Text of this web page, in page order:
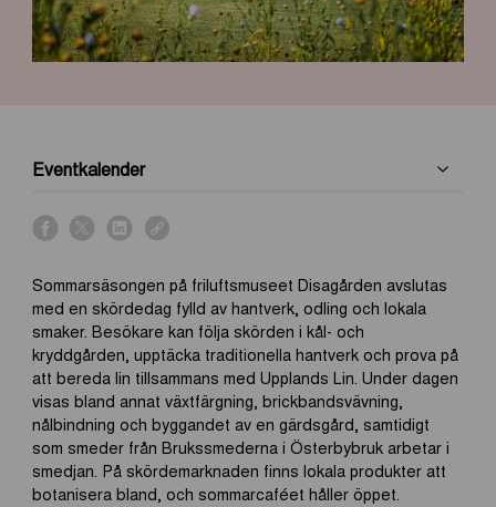
Eventkalender
s
a
r
e
o
n
f
a
c
e
b
s
a
r
e
o
n
x
s
a
r
e
o
n
n
k
e
s
a
r
e
o
n
l
i
n
k
Sommarsäsongen på friluftsmuseet Disagården avslutas
med en skördedag fylld av hantverk, odling och lokala
smaker. Besökare kan följa skörden i kål- och
kryddgården, upptäcka traditionella hantverk och prova på
att bereda lin tillsammans med Upplands Lin. Under dagen
visas bland annat växtfärgning, brickbandsvävning,
nålbindning och byggandet av en gärdsgård, samtidigt
som smeder från Brukssmederna i Österbybruk arbetar i
smedjan. På skördemarknaden finns lokala produkter att
botanisera bland, och sommarcaféet håller öppet.